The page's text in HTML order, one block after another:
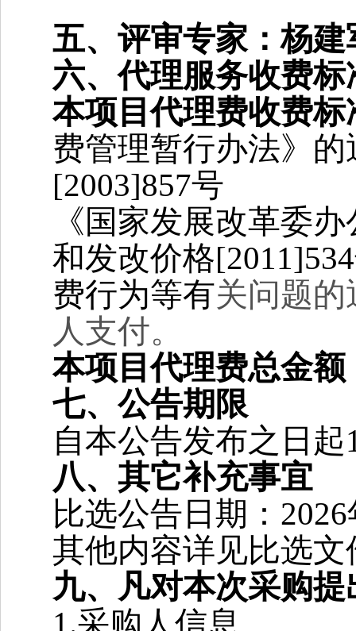
五、评审专家：杨
六、代理服务收费
本项目代理费收费标
费管理暂行办法》
[2003]857号
《国家发展改革委
和发改价格
费行为等有关问题
人支付。
本项目代理费总金额
七、公告期限
自本公告发布之日
八、其它补充事宜
比选公告日期：
其他内容详见比选文
九、凡对本次采购
1.采购人信息